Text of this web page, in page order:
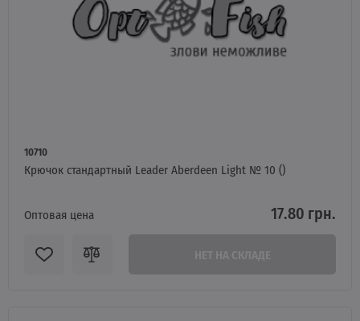
10710
Крючок стандартный Leader Aberdeen Light № 10 ()
Оптовая цена 17.80 грн.